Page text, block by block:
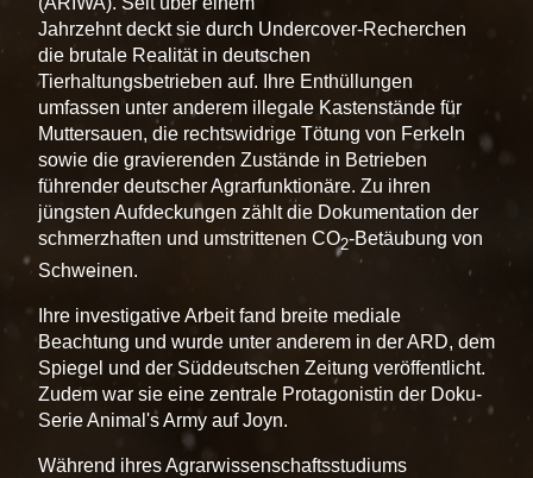
Jahrzehnt deckt sie durch Undercover-Recherchen
die brutale Realität in deutschen
Tierhaltungsbetrieben auf. Ihre Enthüllungen
umfassen unter anderem illegale Kastenstände für
Muttersauen, die rechtswidrige Tötung von Ferkeln
sowie die gravierenden Zustände in Betrieben
führender deutscher Agrarfunktionäre. Zu ihren
jüngsten Aufdeckungen zählt die Dokumentation der
schmerzhaften und umstrittenen CO2-Betäubung von
Schweinen.
Ihre investigative Arbeit fand breite mediale
Beachtung und wurde unter anderem in der ARD, dem
Spiegel und der Süddeutschen Zeitung veröffentlicht.
Zudem war sie eine zentrale Protagonistin der Doku-
Serie Animal's Army auf Joyn.
Während ihres Agrarwissenschaftsstudiums